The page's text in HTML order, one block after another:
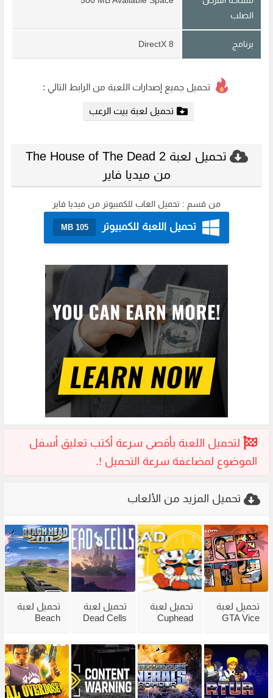
الصلب
برنامج DirectX 8
تحميل جميع إصدارات اللعبة من الرابط التالي :
تحميل لعبة بيت الرعب
تحميل لعبة The House of The Dead 2
من ميديا فاير
من قسم : تحميل العاب للكمبيوتر من ميديا فاير
تحميل اللعبة للكمبيوتر 105 MB
تحميل المزيد من الألعاب
تحميل لعبة
GTA Vice
مضغوطة
من ميديا
فاير
تحميل لعبة
Cuphead
فاير بحجم
صغير
تحميل لعبة
Dead Cells
الاضافات
تحميل لعبة
Beach
من ميديا
فاير